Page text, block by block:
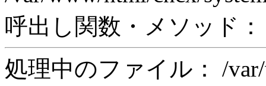
呼出し関数・メソッド：
処理中のファイル： /